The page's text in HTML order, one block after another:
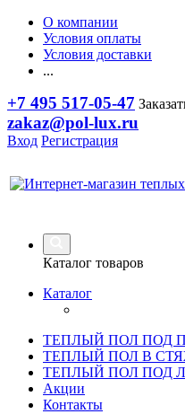
О компании
Условия оплаты
Условия доставки
...
+7 495 517-05-47
zakaz@pol-lux.ru
Вход Регистрация
Каталог товаров
Каталог
ТЕПЛЫЙ ПОЛ ПОД
ТЕПЛЫЙ ПОЛ В
ТЕПЛЫЙ ПОЛ ПОД
Акции
Контакты